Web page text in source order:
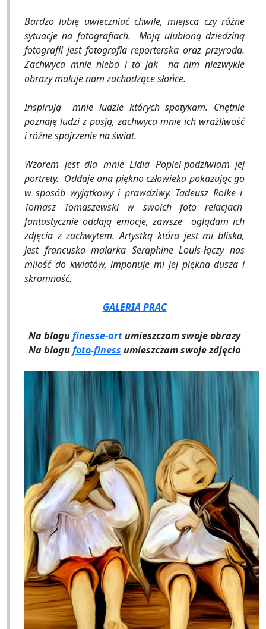
Bardzo lubię uwieczniać chwile, miejsca czy różne
sytuacje na fotografiach. Moją ulubioną dziedziną
fotografii jest fotografia reporterska oraz przyroda.
Zachwyca mnie niebo i to jak na nim niezwykłe
obrazy maluje nam zachodzące słońce.
Inspirują mnie ludzie których spotykam. Chętnie
poznaję ludzi z pasją, zachwyca mnie ich wrażliwość
i różne spojrzenie na świat.
Wzorem jest dla mnie Lidia Popiel-podziwiam jej
portrety. Oddaje ona piękno człowieka pokazując go
w sposób wyjątkowy i prawdziwy. Tadeusz Rolke i
Tomasz Tomaszewski w swoich foto relacjach
fantastycznie oddają emocje, zawsze oglądam ich
zdjęcia z zachwytem. Artystką która jest mi bliska,
jest francuska malarka Seraphine Louis-łączy nas
miłość do kwiatów, imponuje mi jej piękna dusza i
skromność.
GALERIA PRAC
Na blogufinesse-artumieszczam swoje obrazy
Na blogufoto-finess umieszczam swoje zdjęcia